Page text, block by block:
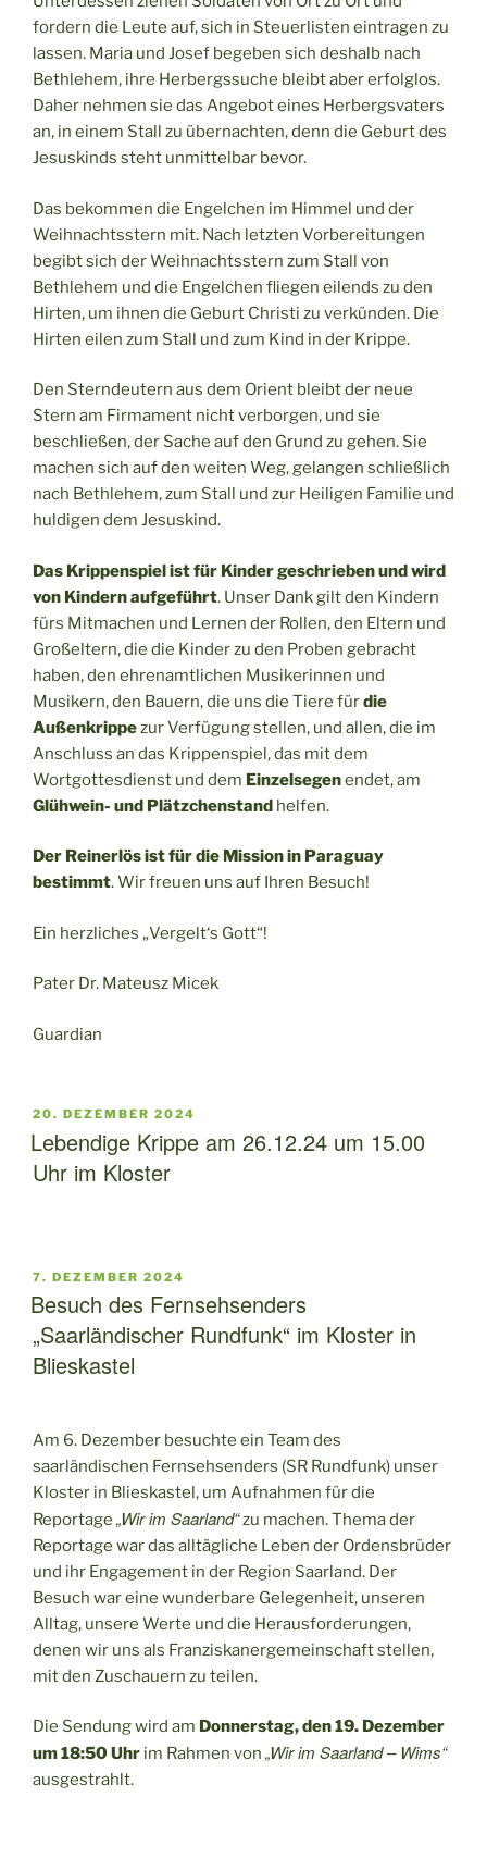
fordern die Leute auf, sich in Steuerlisten eintragen zu
lassen. Maria und Josef begeben sich deshalb nach
Bethlehem, ihre Herbergssuche bleibt aber erfolglos.
Daher nehmen sie das Angebot eines Herbergsvaters
an, in einem Stall zu übernachten, denn die Geburt des
Jesuskinds steht unmittelbar bevor.
Das bekommen die Engelchen im Himmel und der
Weihnachtsstern mit. Nach letzten Vorbereitungen
begibt sich der Weihnachtsstern zum Stall von
Bethlehem und die Engelchen fliegen eilends zu den
Hirten, um ihnen die Geburt Christi zu verkünden. Die
Hirten eilen zum Stall und zum Kind in der Krippe.
Den Sterndeutern aus dem Orient bleibt der neue
Stern am Firmament nicht verborgen, und sie
beschließen, der Sache auf den Grund zu gehen. Sie
machen sich auf den weiten Weg, gelangen schließlich
nach Bethlehem, zum Stall und zur Heiligen Familie und
huldigen dem Jesuskind.
Das Krippenspiel ist für Kinder geschrieben und wird
von Kindern aufgeführt. Unser Dank gilt den Kindern
fürs Mitmachen und Lernen der Rollen, den Eltern und
Großeltern, die die Kinder zu den Proben gebracht
haben, den ehrenamtlichen Musikerinnen und
Musikern, den Bauern, die uns die Tiere fürdie
Außenkrippezur Verfügung stellen, und allen, die im
Anschluss an das Krippenspiel, das mit dem
Wortgottesdienst und dem Einzelsegenendet, am
Glühwein- und Plätzchenstand helfen.
Der Reinerlös ist für die Mission in Paraguay
bestimmt. Wir freuen uns auf Ihren Besuch!
Ein herzliches „Vergelt‘s Gott“!
Pater Dr. Mateusz Micek
Guardian
VERÖFFENTLICHT
AM
20. DEZEMBER 2024
Lebendige Krippe am 26.12.24 um 15.00
Uhr im Kloster
VERÖFFENTLICHT
AM
7. DEZEMBER 2024
Besuch des Fernsehsenders
„Saarländischer Rundfunk“ im Kloster in
Blieskastel
Am 6. Dezember besuchte ein Team des
saarländischen Fernsehsenders (SR Rundfunk) unser
Kloster in Blieskastel, um Aufnahmen für die
Reportage „Wir im Saarland“zu machen. Thema der
Reportage war das alltägliche Leben der Ordensbrüder
und ihr Engagement in der Region Saarland. Der
Besuch war eine wunderbare Gelegenheit, unseren
Alltag, unsere Werte und die Herausforderungen,
denen wir uns als Franziskanergemeinschaft stellen,
mit den Zuschauern zu teilen.
Die Sendung wird am Donnerstag, den 19. Dezember
um 18:50 Uhr im Rahmen von „Wir im Saarland – Wims“
ausgestrahlt.